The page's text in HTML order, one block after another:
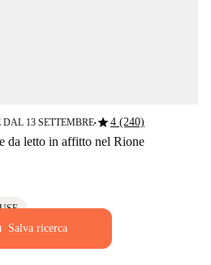
13 SETTEMBRE■star4 (240)
da letto in affitto nel Rione
Salva ricerca